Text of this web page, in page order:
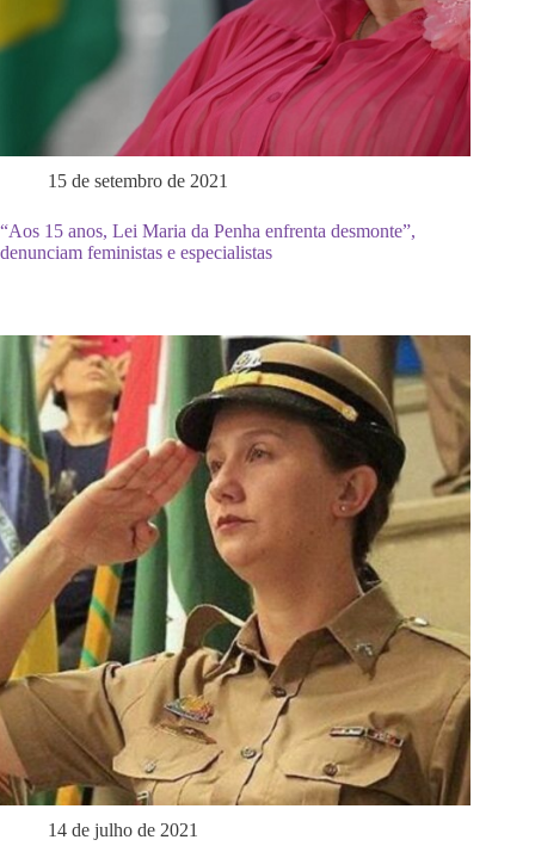
15 de setembro de 2021
“Aos 15 anos, Lei Maria da Penha enfrenta desmonte”,
denunciam feministas e especialistas
14 de julho de 2021